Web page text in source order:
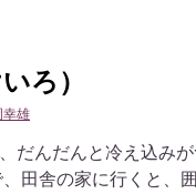
ろ）
幸雄
だんだんと冷え込み
田舎の家に行くと、